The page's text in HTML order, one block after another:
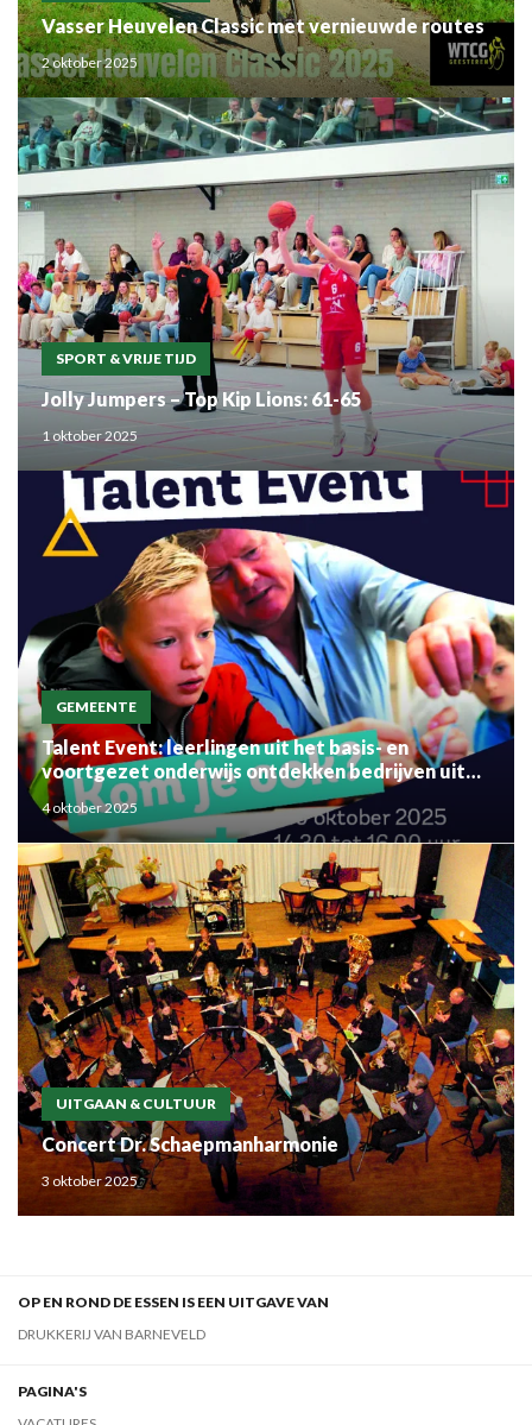
Vasser Heuvelen Classic met vernieuwde routes
2 oktober 2025
SPORT & VRIJE TIJD
Jolly Jumpers – Top Kip Lions: 61-65
1 oktober 2025
GEMEENTE
Talent Event: leerlingen uit het basis- en
voortgezet onderwijs ontdekken bedrijven uit
de regio
4 oktober 2025
UITGAAN & CULTUUR
Concert Dr. Schaepmanharmonie
3 oktober 2025
OP EN ROND DE ESSEN IS EEN UITGAVE VAN
DRUKKERIJ VAN BARNEVELD
PAGINA'S